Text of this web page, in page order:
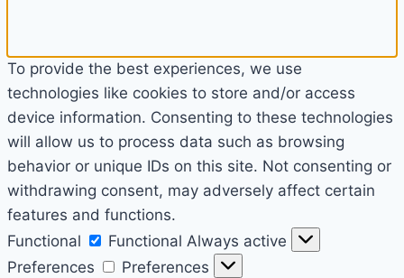
To provide the best experiences, we use
technologies like cookies to store and/or access
device information. Consenting to these technologies
will allow us to process data such as browsing
behavior or unique IDs on this site. Not consenting or
withdrawing consent, may adversely affect certain
features and functions.
Functional
Functional Always active
Preferences
Preferences